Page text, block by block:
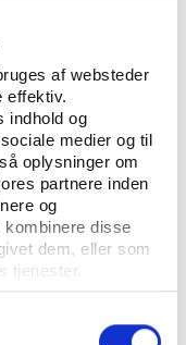
af websteder
effektiv.
indhold og
medier og til
oplysninger om
partnere inden
og
kombinere disse
dem, eller som
tjenester.
’Fremtidens
og ledelse’
og
i
(Idan). I
på
også udarbejdet